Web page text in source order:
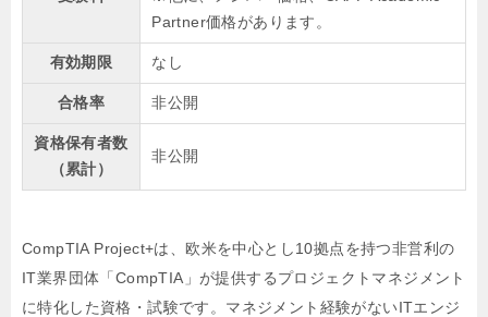
Partner価格があります。
有効期限 なし
合格率 非公開
資格保有者数
（累計）
非公開
CompTIA Project+は、欧米を中心とし10拠点を持つ非営利の
IT業界団体「CompTIA」が提供するプロジェクトマネジメント
に特化した資格・試験です。マネジメント経験がないITエンジ